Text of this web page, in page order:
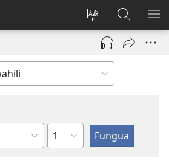
Badili
lugha
ya
tovuti
Ingia
(opens
window)
Tafuta
Katika
JW.ORG
Sura